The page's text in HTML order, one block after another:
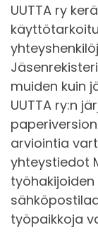
UUTTA ry
muiden kuin
UUTTA ry:n
arviointia
yhteystiedot
työpaikkoja